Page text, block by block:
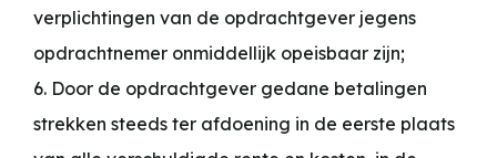
verplichtingen van de opdrachtgever jegens
opdrachtnemer onmiddellijk opeisbaar zijn;
6. Door de opdrachtgever gedane betalingen
strekken steeds ter afdoening in de eerste plaats